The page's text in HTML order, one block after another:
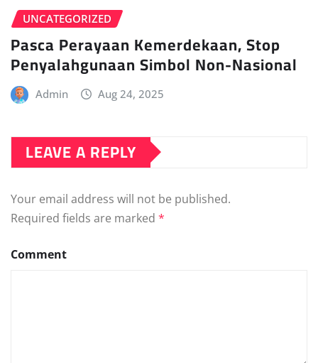
UNCATEGORIZED
Pasca Perayaan Kemerdekaan, Stop
Penyalahgunaan Simbol Non-Nasional
Admin Aug 24, 2025
LEAVE A REPLY
Your email address will not be published.
Required fields are marked *
Comment